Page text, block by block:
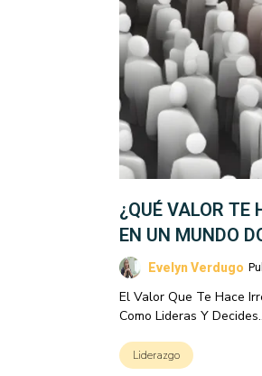
¿QUÉ VALOR TE
EN UN MUNDO
Evelyn Verdugo
El Valor Que Te Hace
Como Lideras Y
Liderazgo